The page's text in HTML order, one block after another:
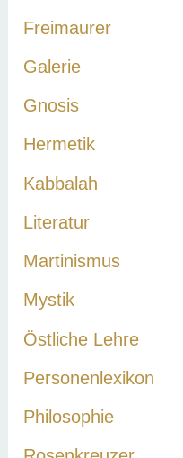
Freimaurer
Galerie
Gnosis
Hermetik
Kabbalah
Literatur
Martinismus
Mystik
Östliche Lehre
Personenlexikon
Philosophie